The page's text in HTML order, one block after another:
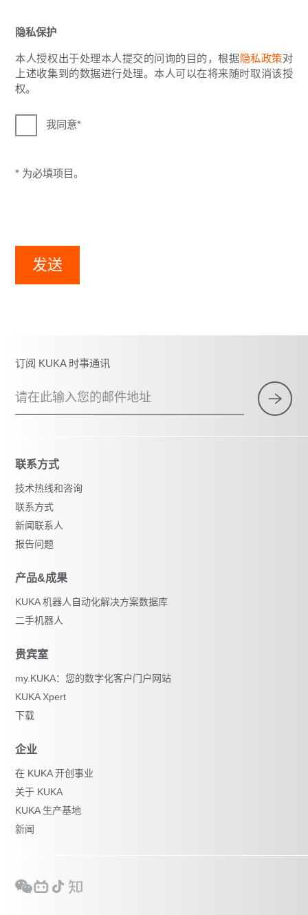
隐私保护
本人授权出于处理本人提交的问询的目的，根据隐私政策对
上述收集到的数据进行处理。本人可以在将来随时取消该授
权。
我同意
* 为必填项目。
发送
订阅 KUKA 时事通讯
请在此输入您的邮件地址
联系方式
技术热线和咨询
联系方式
新闻联系人
报告问题
产品&成果
KUKA 机器人自动化解决方案数据库
二手机器人
贵宾室
my.KUKA：您的数字化客户门户网站
KUKA Xpert
下载
企业
在 KUKA 开创事业
关于 KUKA
KUKA 生产基地
新闻